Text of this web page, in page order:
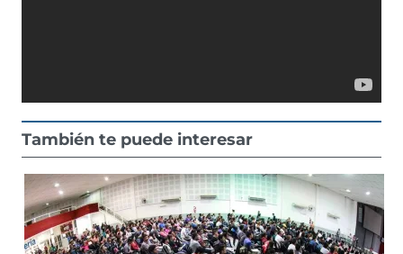
También te puede interesar